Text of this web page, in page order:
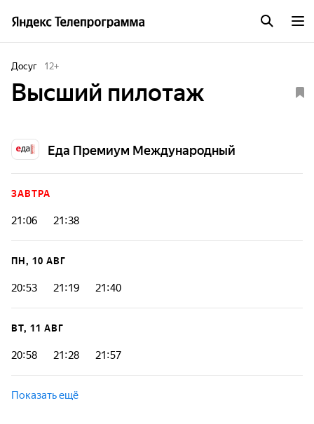
Досуг 12+
Высший пилотаж
Еда Премиум Международный
ЗАВТРА
21:06 21:38
ПН, 10 АВГ
20:53 21:19 21:40
ВТ, 11 АВГ
20:58 21:28 21:57
Показать ещё